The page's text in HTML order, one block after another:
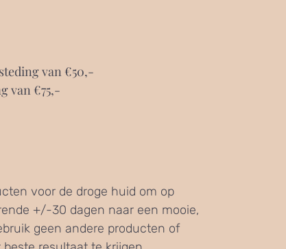
van €50,-
van €75,-
voor de droge huid om op
+/-30 dagen naar een mooie,
geen andere producten of